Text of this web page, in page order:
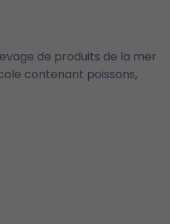
de produits de la mer
contenant poissons,